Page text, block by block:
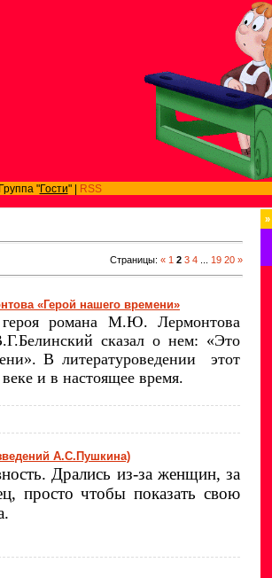
"Гости" |
RSS
Страницы: « 1 2 3 4 19 20 »
«Герой нашего времени»
героя романа М.Ю. Лермонтова
сказал о нем: «Это
В литературоведении
этот
веке и в настоящее время.
А.С.Пушкина)
Дрались из-за женщин, за
просто чтобы показать свою
»